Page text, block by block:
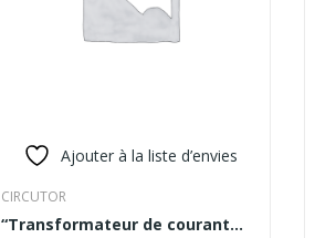
Ajouter à la liste d’envies
CIRCUTOR
“Transformateur de courant
READ MORE